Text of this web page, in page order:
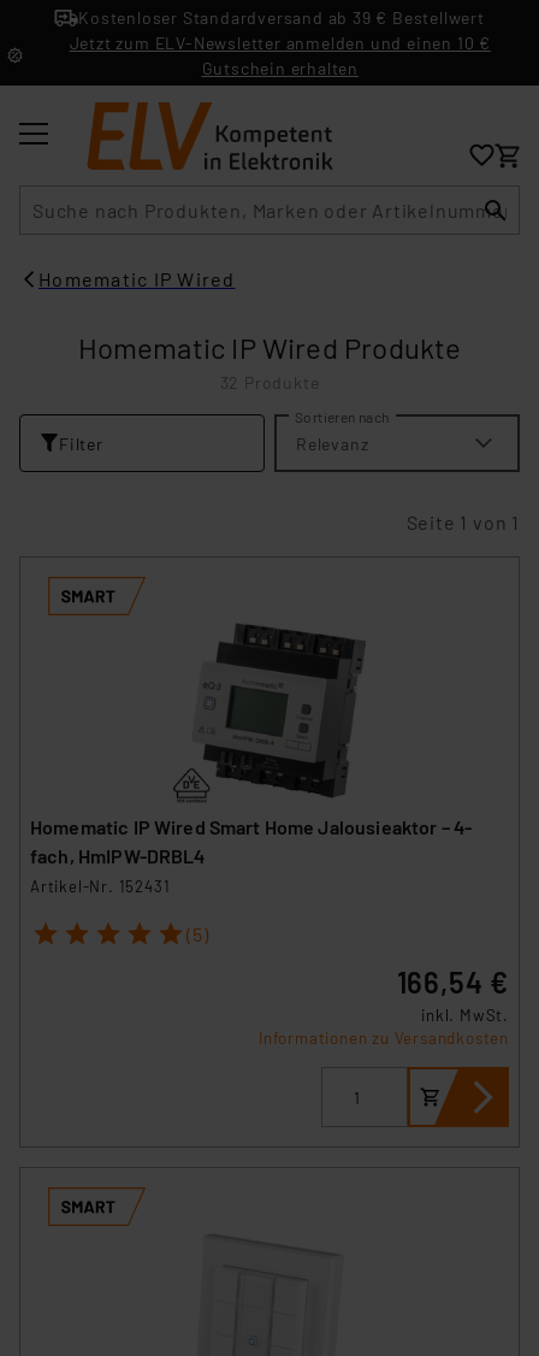
Kostenloser Standardversand ab 39 € Bestellwert
Jetzt zum ELV-Newsletter anmelden und einen 10 €
Gutschein erhalten
Homematic IP Wired
Homematic IP Wired Produkte
32 Produkte
Filter
Sortieren nach
Relevanz
Seite 1 von 1
Homematic IP Wired Smart Home Jalousieaktor – 4-
fach, HmIPW-DRBL4
Artikel-Nr. 152431
1 2 3 4 5 (5)
166,54 €
inkl. MwSt.
Informationen zu Versandkosten